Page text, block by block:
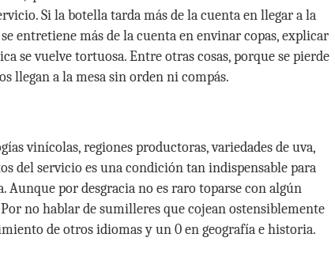
Si la botella tarda más de la cuenta en llegar a la
entretiene más de la cuenta en envinar copas, explicar
se vuelve tortuosa. Entre otras cosas, porque se pierde
llegan a la mesa sin orden ni compás.
vinícolas, regiones productoras, variedades de uva,
del servicio es una condición tan indispensable para
por desgracia no es raro toparse con algún
no hablar de sumilleres que cojean ostensiblemente
de otros idiomas y un 0 en geografía e historia.